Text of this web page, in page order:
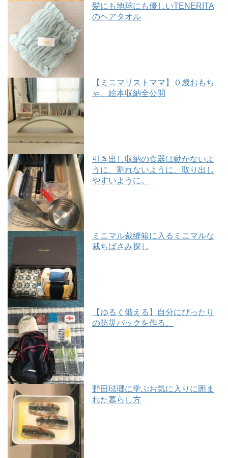
髪にも地球にも優しいTENERITA
のヘアタオル
【ミニマリストママ】０歳おもち
ゃ、絵本収納全公開
引き出し収納の食器は動かないよ
うに、割れないように、取り出し
やすいように。
ミニマル裁縫箱に入るミニマルな
裁ちばさみ探し
【ゆるく備える】自分にぴったり
の防災バックを作る。
野田琺瑯に学ぶお気に入りに囲ま
れた暮らし方